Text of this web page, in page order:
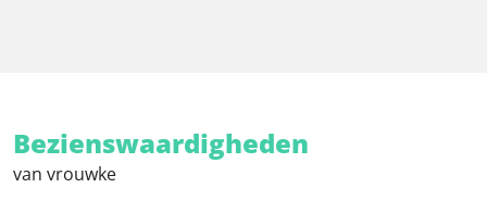
Bezienswaardigheden
van vrouwke